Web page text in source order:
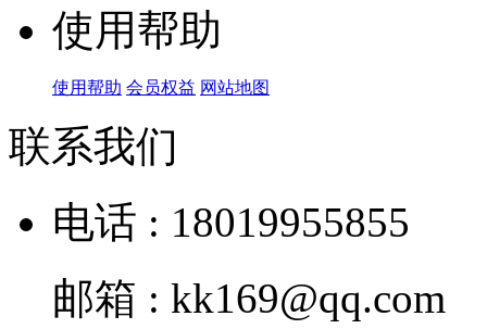
使用帮助
使用帮助 会员权益 网站地图
联系我们
电话 : 18019955855
邮箱 : kk169@qq.com